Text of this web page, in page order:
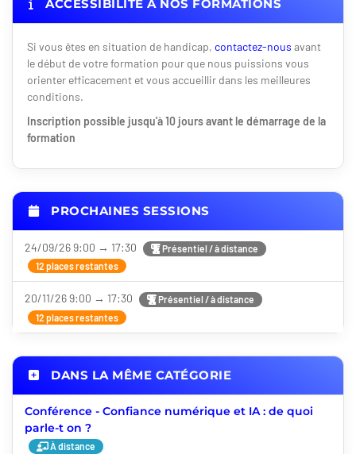
ACCESSIBILITÉ À NOS FORMATIONS
Si vous êtes en situation de handicap, contactez-nous avant
le début de votre formation pour que nous puissions vous
orienter efficacement et vous accueillir dans les meilleures
conditions.
Inscription possible jusqu'à 10 jours avant le démarrage de la
formation
PROCHAINES SESSIONS
24/09/26 9:00 → 17:30
Présentiel / à distance
12 places restantes
20/11/26 9:00 → 17:30
Présentiel / à distance
12 places restantes
DANS LA MÊME CATÉGORIE
Conférence - Confiance numérique et IA : de quoi
parle-t on ?
À distance